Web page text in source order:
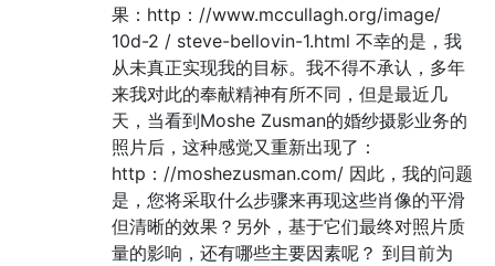
果：http：//www.mccullagh.org/image/
10d-2 / steve-bellovin-1.html 不幸的是，我
从未真正实现我的目标。我不得不承认，多年
来我对此的奉献精神有所不同，但是最近几
天，当看到Moshe Zusman的婚纱摄影业务的
照片后，这种感觉又重新出现了：
http：//moshezusman.com/ 因此，我的问题
是，您将采取什么步骤来再现这些肖像的平滑
但清晰的效果？另外，基于它们最终对照片质
量的影响，还有哪些主要因素呢？ 到目前为